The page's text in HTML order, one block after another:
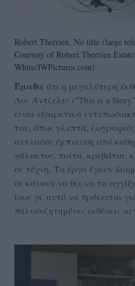
Robert Therrien, No title (large
Courtesy of Robert Therrien
White/JWPictures.com)
Έμαθα ότι η μεγαλύτερη
Λος Άντζελες ("This is a
είναι εξαιρετικά
του, όπως γλυπτά,
αντλούσε έμπνευση από
γάλακτος, πιάτα, κρεβάτια,
σε τέχνη. Τα έργα έχουν
σε κάνουν να θες να τα
ίσως γι' αυτό να πρόκειται
πολυσυζητημένες εκθέσεις